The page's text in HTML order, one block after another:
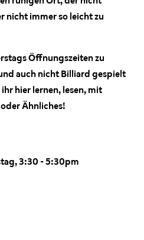
nicht immer so leicht zu
Öffnungszeiten zu
auch nicht Billiard gespielt
hier lernen, lesen, mit
Ähnliches!
3:30 - 5:30pm